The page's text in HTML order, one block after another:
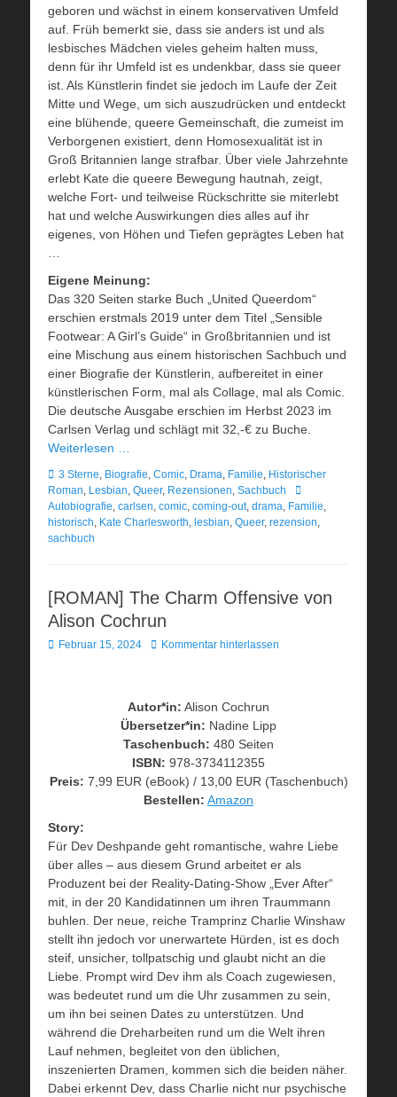
geboren und wächst in einem konservativen Umfeld
auf. Früh bemerkt sie, dass sie anders ist und als
lesbisches Mädchen vieles geheim halten muss,
denn für ihr Umfeld ist es undenkbar, dass sie queer
ist. Als Künstlerin findet sie jedoch im Laufe der Zeit
Mitte und Wege, um sich auszudrücken und entdeckt
eine blühende, queere Gemeinschaft, die zumeist im
Verborgenen existiert, denn Homosexualität ist in
Groß Britannien lange strafbar. Über viele Jahrzehnte
erlebt Kate die queere Bewegung hautnah, zeigt,
welche Fort- und teilweise Rückschritte sie miterlebt
hat und welche Auswirkungen dies alles auf ihr
eigenes, von Höhen und Tiefen geprägtes Leben hat
Eigene Meinung:
Das 320 Seiten starke Buch „United Queerdom“
erschien erstmals 2019 unter dem Titel „Sensible
Footwear: A Girl’s Guide“ in Großbritannien und ist
eine Mischung aus einem historischen Sachbuch und
einer Biografie der Künstlerin, aufbereitet in einer
künstlerischen Form, mal als Collage, mal als Comic.
Die deutsche Ausgabe erschien im Herbst 2023 im
Carlsen Verlag und schlägt mit 32,-€ zu Buche.
Weiterlesen …
Kategorien
3 Sterne, Biografie, Comic, Drama, Familie, Historischer
Roman, Lesbian, Queer, Rezensionen, Sachbuch
Schlagworte
Autobiografie, carlsen, comic, coming-out, drama, Familie,
historisch, Kate Charlesworth, lesbian, Queer, rezension,
sachbuch
[ROMAN] The Charm Offensive von
Alison Cochrun
Veröffentlicht
Februar 15, 2024 Kommentar hinterlassen
Autor*in: Alison Cochrun
Übersetzer*in: Nadine Lipp
Taschenbuch: 480 Seiten
ISBN: 978-3734112355
Preis: 7,99 EUR (eBook) / 13,00 EUR (Taschenbuch)
Bestellen: Amazon
Story:
Für Dev Deshpande geht romantische, wahre Liebe
über alles – aus diesem Grund arbeitet er als
Produzent bei der Reality-Dating-Show „Ever After“
mit, in der 20 Kandidatinnen um ihren Traummann
buhlen. Der neue, reiche Tramprinz Charlie Winshaw
stellt ihn jedoch vor unerwartete Hürden, ist es doch
steif, unsicher, tollpatschig und glaubt nicht an die
Liebe. Prompt wird Dev ihm als Coach zugewiesen,
was bedeutet rund um die Uhr zusammen zu sein,
um ihn bei seinen Dates zu unterstützen. Und
während die Dreharbeiten rund um die Welt ihren
Lauf nehmen, begleitet von den üblichen,
inszenierten Dramen, kommen sich die beiden näher.
Dabei erkennt Dev, dass Charlie nicht nur psychische